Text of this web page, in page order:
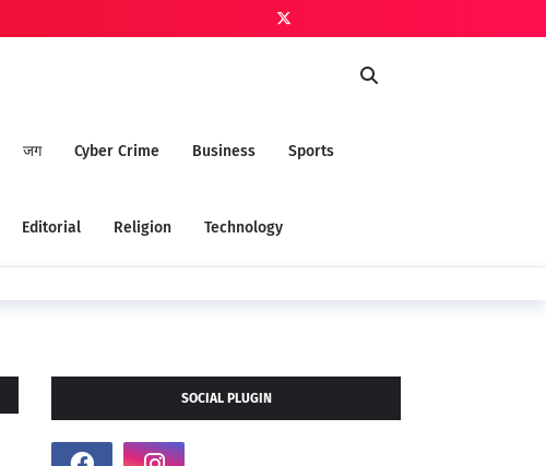
जग Cyber Crime Business Sports
Editorial Religion Technology
SOCIAL PLUGIN